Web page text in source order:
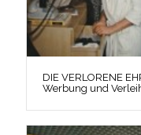
DIE VERLORENE
Werbung und